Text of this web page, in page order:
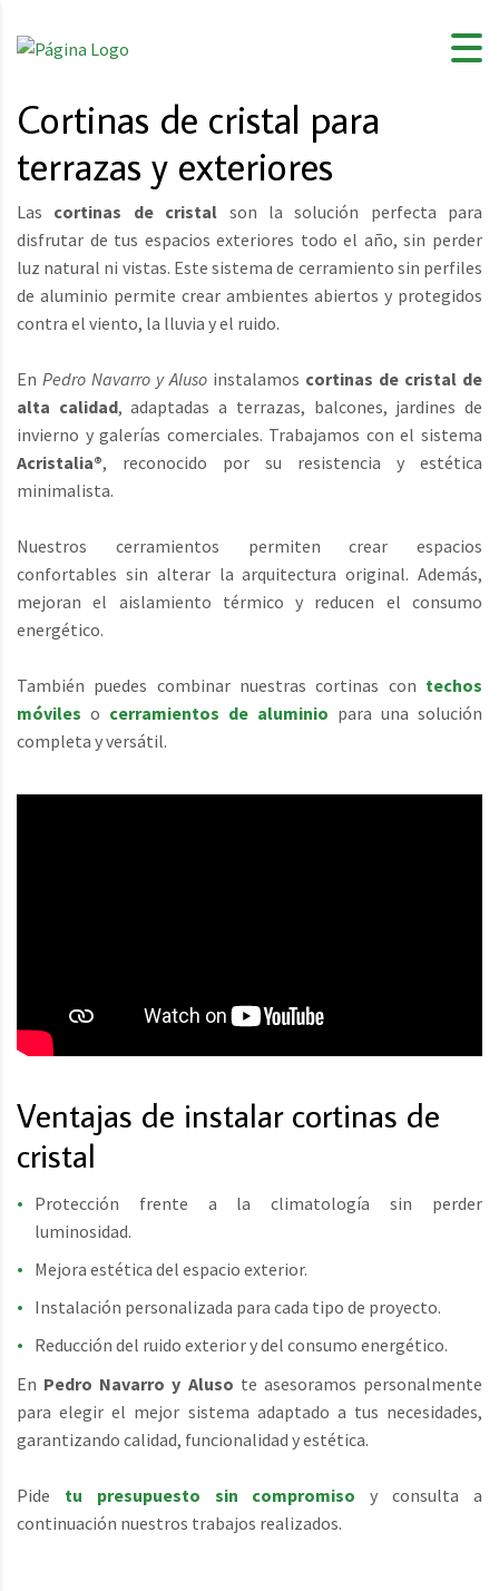
Cortinas de cristal para
terrazas y exteriores
Las cortinas de cristal son la solución perfecta para
disfrutar de tus espacios exteriores todo el año, sin perder
luz natural ni vistas. Este sistema de cerramiento sin perfiles
de aluminio permite crear ambientes abiertos y protegidos
contra el viento, la lluvia y el ruido.
En Pedro Navarro y Aluso instalamos cortinas de cristal de
alta calidad, adaptadas a terrazas, balcones, jardines de
invierno y galerías comerciales. Trabajamos con el sistema
Acristalia®, reconocido por su resistencia y estética
minimalista.
Nuestros cerramientos permiten crear espacios
confortables sin alterar la arquitectura original. Además,
mejoran el aislamiento térmico y reducen el consumo
energético.
También puedes combinar nuestras cortinas con techos
móviles o cerramientos de aluminio para una solución
completa y versátil.
Ventajas de instalar cortinas de
cristal
Protección frente a la climatología sin perder
luminosidad.
Mejora estética del espacio exterior.
Instalación personalizada para cada tipo de proyecto.
Reducción del ruido exterior y del consumo energético.
En Pedro Navarro y Aluso te asesoramos personalmente
para elegir el mejor sistema adaptado a tus necesidades,
garantizando calidad, funcionalidad y estética.
Pide tu presupuesto sin compromiso y consulta a
continuación nuestros trabajos realizados.